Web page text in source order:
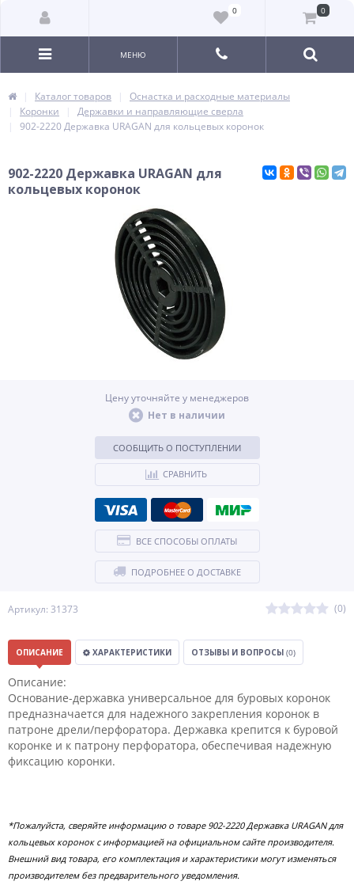
0 0
МЕНЮ
Каталог товаров
Оснастка и расходные материалы
Коронки
Державки и направляющие сверла
902-2220 Державка URAGAN для кольцевых коронок
902-2220 Державка URAGAN для
кольцевых коронок
Артикул: 31373 (0)
Цену уточняйте у менеджеров
Нет в наличии
СООБЩИТЬ О ПОСТУПЛЕНИИ
СРАВНИТЬ
ВСЕ СПОСОБЫ ОПЛАТЫ
ПОДРОБНЕЕ О ДОСТАВКЕ
ОПИСАНИЕ ХАРАКТЕРИСТИКИ ОТЗЫВЫ И ВОПРОСЫ (0)
Описание:
Основание-державка универсальное для буровых коронок
предназначается для надежного закрепления коронок в
патроне дрели/перфоратора. Державка крепится к буровой
коронке и к патрону перфоратора, обеспечивая надежную
фиксацию коронки.
*Пожалуйста, сверяйте информацию о товаре 902-2220 Державка URAGAN для
кольцевых коронок с информацией на официальном сайте производителя.
Внешний вид товара, его комплектация и характеристики могут изменяться
производителем без предварительного уведомления.